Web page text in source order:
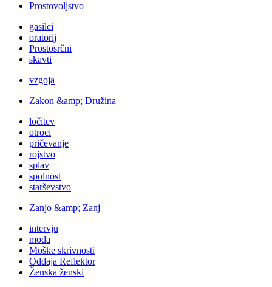
Prostovoljstvo
gasilci
oratorij
Prostosrčni
skavti
vzgoja
Zakon &amp; Družina
ločitev
otroci
pričevanje
rojstvo
splav
spolnost
starševstvo
Zanjo &amp; Zanj
intervju
moda
Moške skrivnosti
Oddaja Reflektor
Ženska ženski